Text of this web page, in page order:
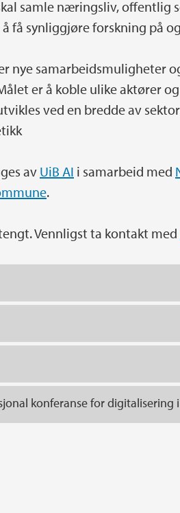
samle næringsliv, offentlig
få synliggjøre forskning på
nye samarbeidsmuligheter
er å koble ulike aktører
ved en bredde av
avUiB AI i samarbeid med
.
Vennligst ta kontakt med
konferanse for